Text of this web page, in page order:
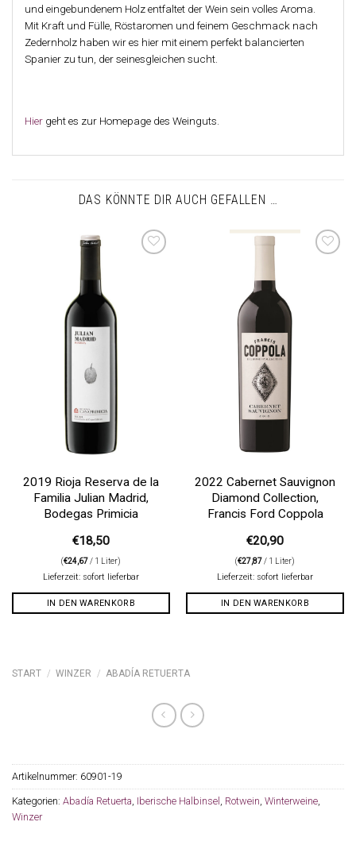
und eingebundenem Holz entfaltet der Wein sein volles Aroma.
Mit Kraft und Fülle, Röstaromen und feinem Geschmack nach
Zedernholz haben wir es hier mit einem perfekt balancierten
Spanier zu tun, der seinesgleichen sucht.
Hier geht es zur Homepage des Weinguts.
DAS KÖNNTE DIR AUCH GEFALLEN …
2019 Rioja Reserva de la
Familia Julian Madrid,
Bodegas Primicia
€18,50
(€24,67/ 1 Liter)
Lieferzeit: sofort lieferbar
IN DEN WARENKORB
2022 Cabernet Sauvignon
Diamond Collection,
Francis Ford Coppola
€20,90
(€27,87/ 1 Liter)
Lieferzeit: sofort lieferbar
IN DEN WARENKORB
START / WINZER / ABADÍA RETUERTA
Artikelnummer: 60901-19
Kategorien: Abadía Retuerta, Iberische Halbinsel , Rotwein, Winterweine,
Winzer